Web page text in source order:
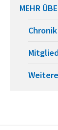
MEHR
Chronik